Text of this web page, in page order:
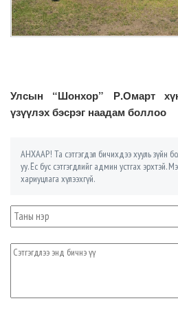
Улсын “Шонхор” Р.Омарт
үзүүлэх бэсрэг наадам боллоо
АНХААР! Та сэтгэгдэл бичихдээ хууль зүйн
уу. Ёс бус сэтгэгдлийг админ устгах эрхтэй.
хариуцлага хүлээхгүй.